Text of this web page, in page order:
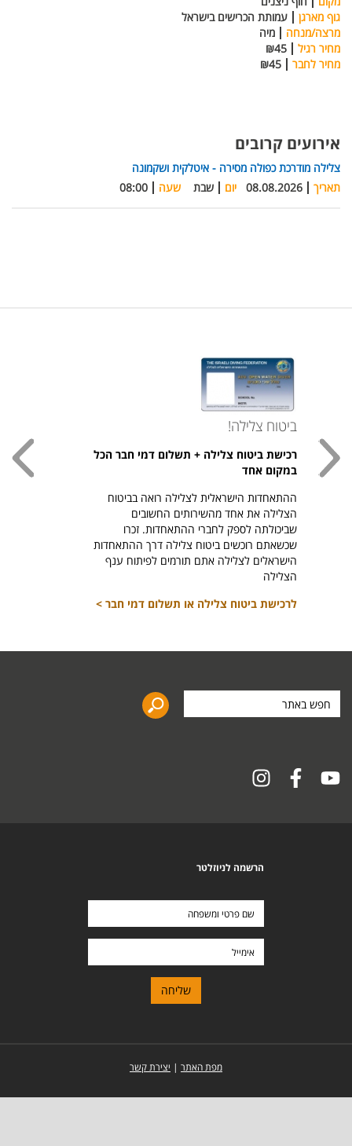
גוף מארגן
עמותת הכרישים בישראל
מרצה/מנחה
מיה
מחיר רגיל
₪45
מחיר לחבר
₪45
אירועים קרובים
צלילה מודרכת כפולה מסירה - איטלקית ושקמונה
תאריך
08.08.2026 יום שבת שעה 08:00
ביטוח צלילה!
רכישת ביטוח צלילה + תשלום דמי חבר הכל
במקום אחד
ההתאחדות הישראלית לצלילה רואה בביטוח
הצלילה את אחד מהשירותים החשובים
שביכולתה לספק לחברי ההתאחדות. זכרו
שכשאתם רוכשים ביטוח צלילה דרך ההתאחדות
הישראלים לצלילה אתם תורמים לפיתוח ענף
הצלילה
לרכישת ביטוח צלילה או תשלום דמי חבר >
באתר
הרשמה לניוזלטר
מפת האתר | יצירת קשר